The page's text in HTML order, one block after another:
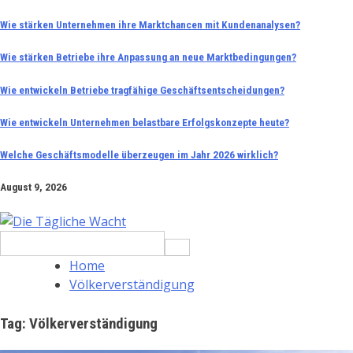
Skip
content
Wie stärken Unternehmen ihre Marktchancen mit Kundenanalysen?
Wie stärken Betriebe ihre Anpassung an neue Marktbedingungen?
Wie entwickeln Betriebe tragfähige Geschäftsentscheidungen?
Wie entwickeln Unternehmen belastbare Erfolgskonzepte heute?
Welche Geschäftsmodelle überzeugen im Jahr 2026 wirklich?
August 9, 2026
for:
Home
Völkerverständigung
Tag: Völkerverständigung